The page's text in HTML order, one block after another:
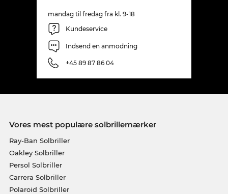
mandag til fredag fra kl. 9-18
Kundeservice
Indsend en anmodning
+45 89 87 86 04
Vores mest populære solbrillemærker
Ray-Ban Solbriller
Oakley Solbriller
Persol Solbriller
Carrera Solbriller
Polaroid Solbriller